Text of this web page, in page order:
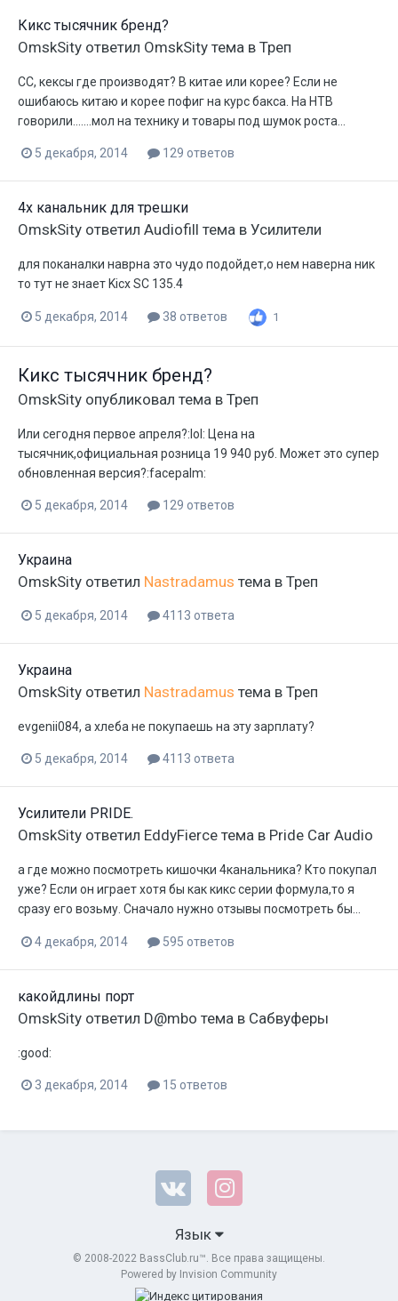
Кикс тысячник бренд?
OmskSity ответил OmskSity тема в Треп
СС, кексы где производят? В китае или корее? Если не
ошибаюсь китаю и корее пофиг на курс бакса. На НТВ
говорили.......мол на технику и товары под шумок роста...
5 декабря, 2014 129 ответов
4х канальник для трешки
OmskSity ответил Audiofill тема в Усилители
для поканалки наврна это чудо подойдет,о нем наверна ник
то тут не знает Kicx SC 135.4
5 декабря, 2014 38 ответов 1
Кикс тысячник бренд?
OmskSity опубликовал тема в Треп
Или сегодня первое апреля?:lol: Цена на
тысячник,официальная розница 19 940 руб. Может это супер
обновленная версия?:facepalm:
5 декабря, 2014 129 ответов
Украина
OmskSity ответил Nastradamus тема в Треп
5 декабря, 2014 4113 ответа
Украина
OmskSity ответил Nastradamus тема в Треп
evgenii084, а хлеба не покупаешь на эту зарплату?
5 декабря, 2014 4113 ответа
Усилители PRIDE.
OmskSity ответил EddyFierce тема в Pride Car Audio
а где можно посмотреть кишочки 4канальника? Кто покупал
уже? Если он играет хотя бы как кикс серии формула,то я
сразу его возьму. Сначало нужно отзывы посмотреть бы...
4 декабря, 2014 595 ответов
какойдлины порт
OmskSity ответил D@mbo тема в Сабвуферы
:good:
3 декабря, 2014 15 ответов
Язык
© 2008-2022 BassClub.ru™. Все права защищены.
Powered by Invision Community